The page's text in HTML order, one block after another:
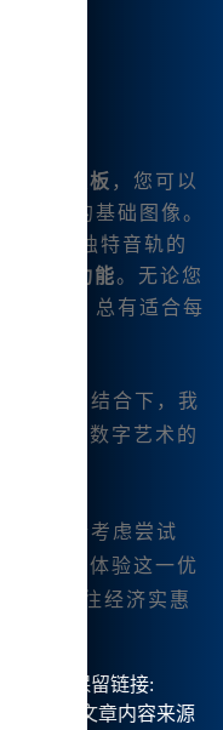
新风格模板 ，您可以
完美的基础图像。
目制作独特音轨的
乐生成功能。无论您
旋律，总有适合每
三者的结合下，我
作为您数字艺术的
惠，请考虑尝试
册并亲自体验这一优
。通往经济实惠
转载请保留链接:
，部分文章内容来源